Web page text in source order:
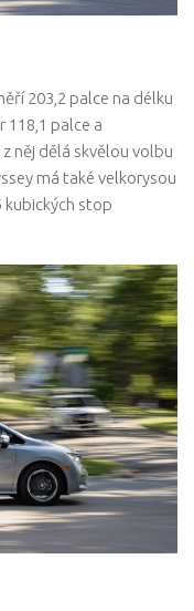
203,2 palce na délku
118,1 palce a
něj dělá skvělou volbu
má také velkorysou
kubických stop